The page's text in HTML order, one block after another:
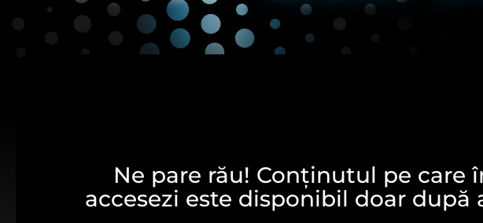
Ne pare rău! Conținutul pe care
accesezi este disponibil doar după